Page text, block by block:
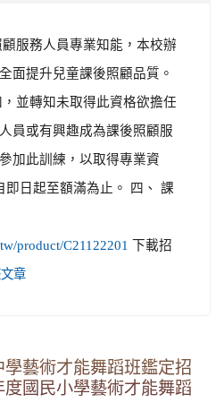
服務人員專業知能，本校辦
面提升兒童課後照顧品質。
並轉知未取得此資格欲擔任
員或有興趣成為課後照顧服
加此訓練，以取得專業資
即日起至額滿為止。 四、 課
product/C21122201 下載招
章
藝術才能舞蹈班鑑定招
國民小學藝術才能舞蹈